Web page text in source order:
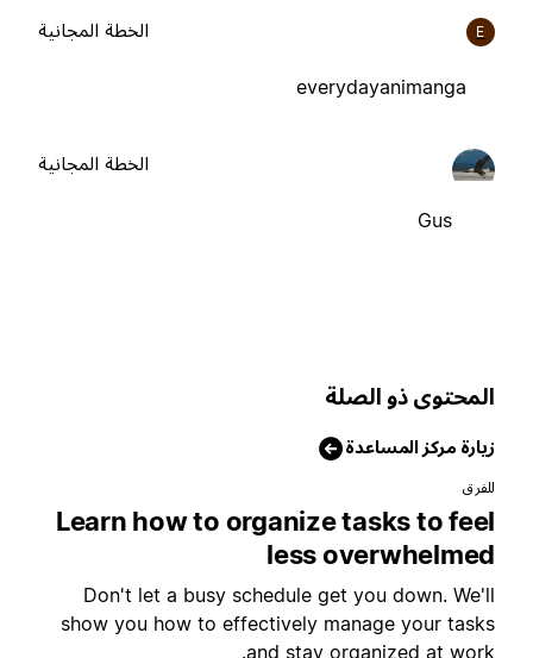
everydayanimanga
الخطة المجانية
الخطة المجانية
ذو الصلة
مركز المساعدة
Learn how to organize tasks to
less
Don't let a busy schedule get you down.
show you how to effectively manage your
and stay organized at